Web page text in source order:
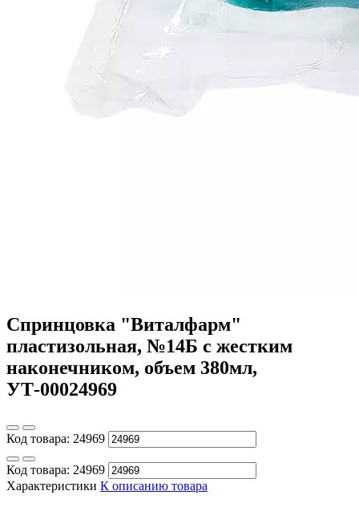
Спринцовка "Виталфарм"
пластизольная, №14Б с жестким
наконечником, объем 380мл,
УТ-00024969
Код товара: 24969
Код товара: 24969
Характеристики К описанию товара